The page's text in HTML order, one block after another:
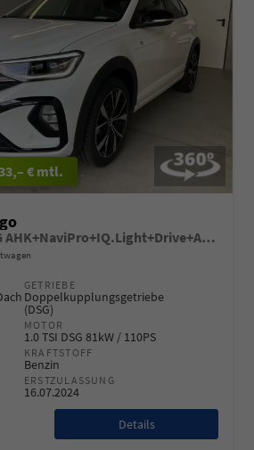
€ mtl.
R-Line 1.0 TSI DSG AHK+NaviPro+IQ.Light+Drive+Alu18+Sitzheiz
GETRIEBE
Doppelkupplungsgetriebe
(DSG)
MOTOR
1.0 TSI DSG 81kW / 110PS
KRAFTSTOFF
Benzin
ERSTZULASSUNG
16.07.2024
Details